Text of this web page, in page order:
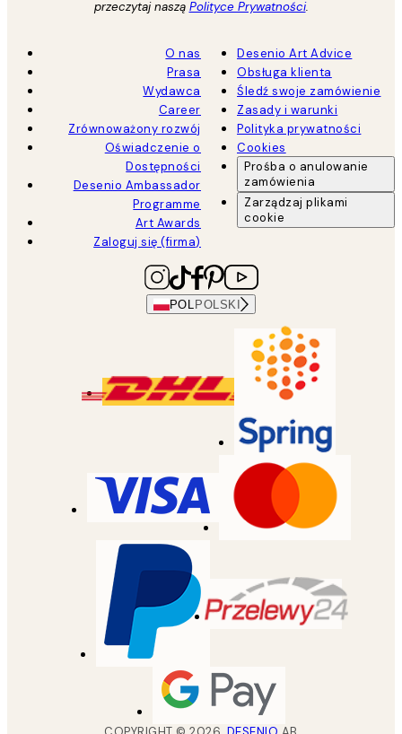
przeczytaj naszą Polityce Prywatności.
O nas
Prasa
Wydawca
Career
Zrównoważony rozwój
Oświadczenie o
Dostępności
Desenio Ambassador
Programme
Art Awards
Zaloguj się (firma)
Desenio Art Advice
Obsługa klienta
Śledź swoje zamówienie
Zasady i warunki
Polityka prywatności
Cookies
Prośba o anulowanie
zamówienia
Zarządzaj plikami
cookie
POL POLSKI